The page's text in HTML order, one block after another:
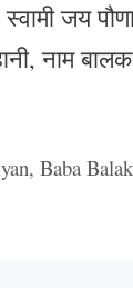
जय
नाम
, Baba